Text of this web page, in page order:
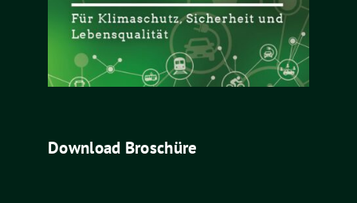
Download Broschüre